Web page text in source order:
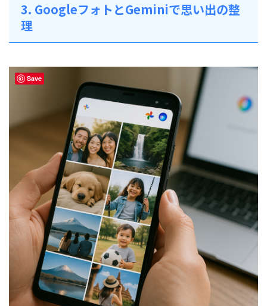
3. GoogleフォトとGeminiで思い出の整
理
Save